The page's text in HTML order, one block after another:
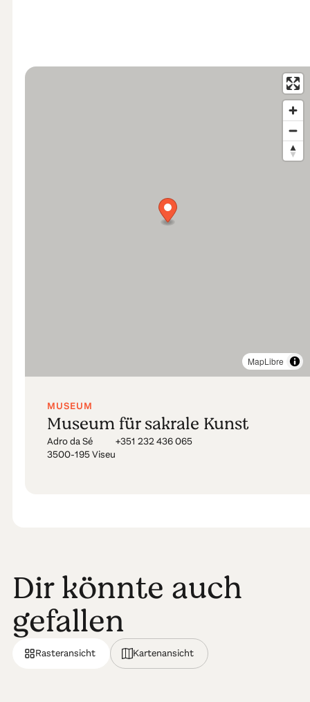
MUSEUM
Museum für sakrale Kunst
Adro da Sé
3500-195 Viseu
+351 232 436 065
MapLibre
Dir könnte auch
gefallen
Rasteransicht Kartenansicht